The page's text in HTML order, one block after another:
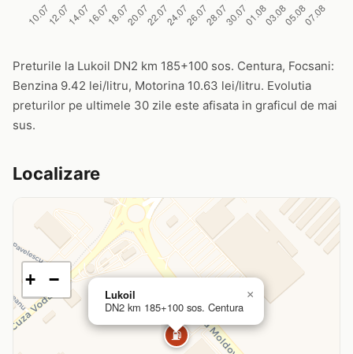
Preturile la Lukoil DN2 km 185+100 sos. Centura, Focsani:
Benzina 9.42 lei/litru, Motorina 10.63 lei/litru. Evolutia
preturilor pe ultimele 30 zile este afisata in graficul de mai
sus.
Localizare
⛽
Lukoil
DN2 km 185+100 sos. Centura
×
+ −